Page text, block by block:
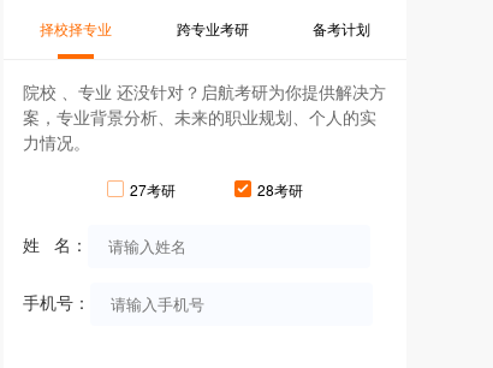
择校择专业 跨专业考研 备考计划
院校 、专业 还没针对？启航考研为你提供解决方
案，专业背景分析、未来的职业规划、个人的实
力情况。
27考研 28考研
姓 名：
手机号：